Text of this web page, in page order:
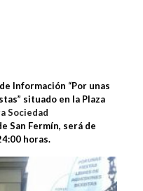
Información “Por unas
situado en la Plaza
Sociedad
San Fermín, será de
horas.